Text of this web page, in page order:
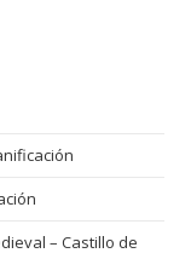
– Castillo de